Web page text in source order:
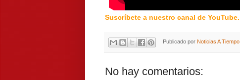
Suscríbete a nuestro canal de YouTube.
Publicado por Noticias A Tiempo
No hay comentarios: